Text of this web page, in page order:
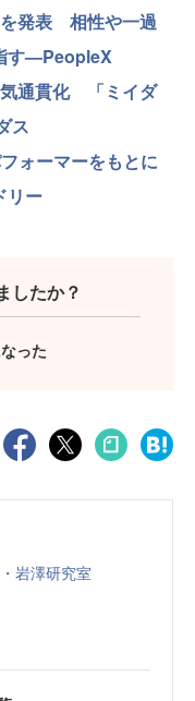
を発表 相性や一過
す—PeopleX
通貫化 「ミイダ
ス
ォーマーをもとに
リー
したか？
った
岩澤研究室